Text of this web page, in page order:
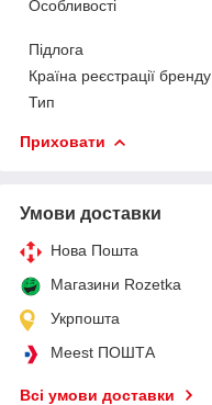
Особливості
Підлога
Країна реєстрації бренду
Тип
Приховати
Умови доставки
Нова Пошта
Магазини Rozetka
Укрпошта
Meest ПОШТА
Всі умови доставки